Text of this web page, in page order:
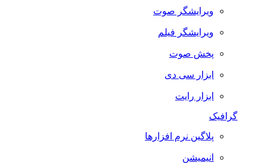
ویرایشگر صوت
ویرایشگر فیلم
پخش صوت
ابزار سی دی
ابزار رایت
گرافیک
پلاگین نرم افزارها
انیمیشن